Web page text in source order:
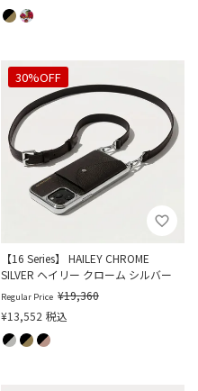
【16 Series】 HAILEY CHROME
SILVER ヘイリー クローム シルバー
30%OFF
Regular Price ¥19,360
¥13,552 税込